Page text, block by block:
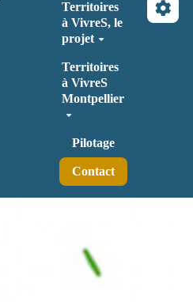
Territoires
à VivreS, le
projet
Territoires
à VivreS
Montpellier
Pilotage
Contact